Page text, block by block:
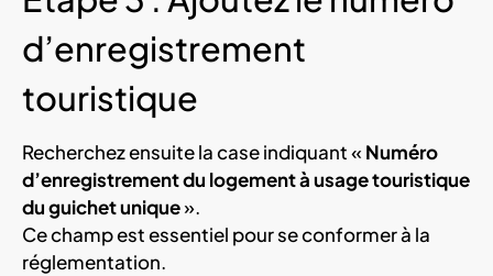
d’enregistrement
touristique
Recherchez ensuite la case indiquant « Numéro
d’enregistrement du logement à usage touristique
du guichet unique».
Ce champ est essentiel pour se conformer à la
réglementation.